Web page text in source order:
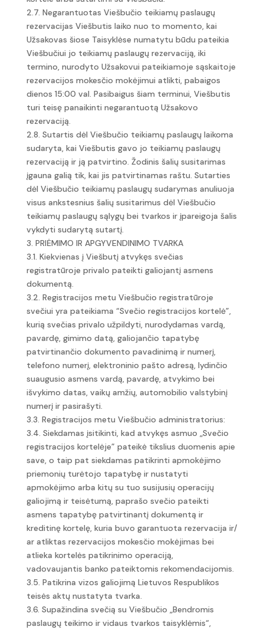
2.7. Negarantuotas Viešbučio teikiamų paslaugų
rezervacijas Viešbutis laiko nuo to momento, kai
Užsakovas šiose Taisyklėse numatytu būdu pateikia
Viešbučiui jo teikiamų paslaugų rezervaciją, iki
termino, nurodyto Užsakovui pateikiamoje sąskaitoje
rezervacijos mokesčio mokėjimui atlikti, pabaigos
dienos 15:00 val. Pasibaigus šiam terminui, Viešbutis
turi teisę panaikinti negarantuotą Užsakovo
rezervaciją.
2.8. Sutartis dėl Viešbučio teikiamų paslaugų laikoma
sudaryta, kai Viešbutis gavo jo teikiamų paslaugų
rezervaciją ir ją patvirtino. Žodinis šalių susitarimas
įgauna galią tik, kai jis patvirtinamas raštu. Sutarties
dėl Viešbučio teikiamų paslaugų sudarymas anuliuoja
visus ankstesnius šalių susitarimus dėl Viešbučio
teikiamų paslaugų sąlygų bei tvarkos ir įpareigoja šalis
vykdyti sudarytą sutartį.
3. PRIĖMIMO IR APGYVENDINIMO TVARKA
3.1. Kiekvienas į Viešbutį atvykęs svečias
registratūroje privalo pateikti galiojantį asmens
dokumentą.
3.2. Registracijos metu Viešbučio registratūroje
svečiui yra pateikiama “Svečio registracijos kortelė”,
kurią svečias privalo užpildyti, nurodydamas vardą,
pavardę, gimimo datą, galiojančio tapatybę
patvirtinančio dokumento pavadinimą ir numerį,
telefono numerį, elektroninio pašto adresą, lydinčio
suaugusio asmens vardą, pavardę, atvykimo bei
išvykimo datas, vaikų amžių, automobilio valstybinį
numerį ir pasirašyti.
3.3. Registracijos metu Viešbučio administratorius:
3.4. Siekdamas įsitikinti, kad atvykęs asmuo „Svečio
registracijos kortelėje” pateikė tikslius duomenis apie
save, o taip pat siekdamas patikrinti apmokėjimo
priemonių turėtojo tapatybę ir nustatyti
apmokėjimo arba kitų su tuo susijusių operacijų
galiojimą ir teisėtumą, paprašo svečio pateikti
asmens tapatybę patvirtinantį dokumentą ir
kreditinę kortelę, kuria buvo garantuota rezervacija ir/
ar atliktas rezervacijos mokesčio mokėjimas bei
atlieka kortelės patikrinimo operaciją,
vadovaujantis banko pateiktomis rekomendacijomis.
3.5. Patikrina vizos galiojimą Lietuvos Respublikos
teisės aktų nustatyta tvarka.
3.6. Supažindina svečią su Viešbučio „Bendromis
paslaugų teikimo ir vidaus tvarkos taisyklėmis“,